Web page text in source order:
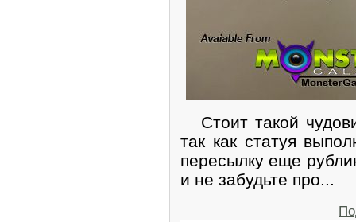
Стоит такой
так как статуя
пересылку еще
и не забудьте про...